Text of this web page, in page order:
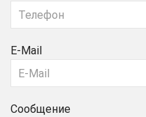
E-Mail
Сообщение